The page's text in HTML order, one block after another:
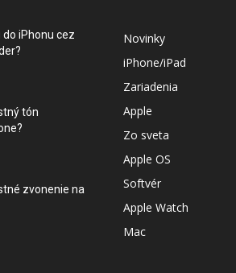
iPhonu cez
tón
zvonenie na
Novinky
iPhone/iPad
Zariadenia
Apple
Zo sveta
Apple OS
Softvér
Apple Watch
Mac